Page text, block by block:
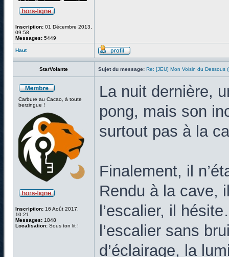
Inscription: 01 Décembre 2013,
09:58
Messages: 5449
Haut
StarVolante Sujet du message: Re: [JEU] Mon Voisin du Dessous
Carbure au Cacao, à toute
berzingue !
Inscription: 16 Août 2017,
10:21
Messages: 1848
Localisation: Sous ton lit !
La nuit dernière,
pong, mais son
surtout pas à la
Finalement, il
Rendu à la cave,
l’escalier, il
l’escalier sans
d’éclairage, la